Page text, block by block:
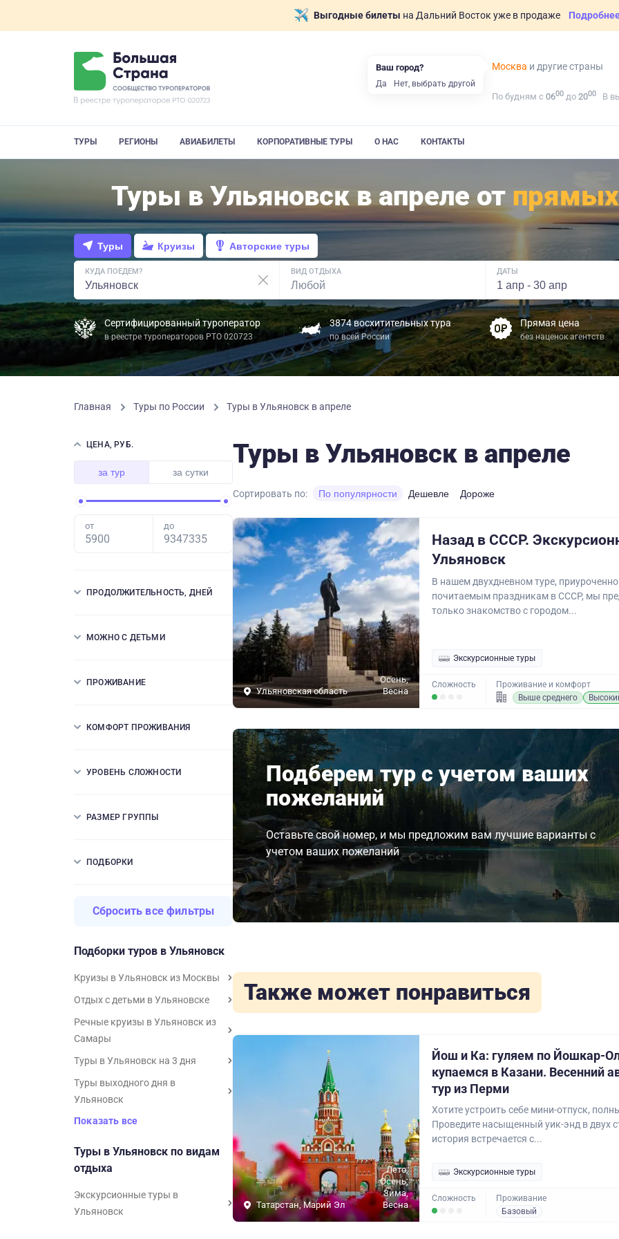
Выгодные билеты на Дальний Восток уже в продаже
Москва и другие страны
По будням с 0600 до 2000 В
ТУРЫ РЕГИОНЫ АВИАБИЛЕТЫ КОРПОРАТИВНЫЕ ТУРЫ О НАС КОНТАКТЫ
Туры в Ульяновск в апреле от прямых
Туры Круизы Авторские туры
КУДА ПОЕДЕМ? ВИД ОТДЫХА ДАТЫ
Сертифицированный туроператор
в реестре туроператоров РТО 020723
3874 восхитительных тура
по всей России
Прямая цена
без наценок агентств
Главная Туры по России Туры в Ульяновск в апреле
ЦЕНА, РУБ.
за тур за сутки
от до
ПРОДОЛЖИТЕЛЬНОСТЬ, ДНЕЙ
МОЖНО С ДЕТЬМИ
ПРОЖИВАНИЕ
КОМФОРТ ПРОЖИВАНИЯ
УРОВЕНЬ СЛОЖНОСТИ
РАЗМЕР ГРУППЫ
ПОДБОРКИ
Сбросить все фильтры
Подборки туров в Ульяновск
Круизы в Ульяновск из Москвы
Отдых с детьми в Ульяновске
Речные круизы в Ульяновск из
Самары
Туры в Ульяновск на 3 дня
Туры выходного дня в
Ульяновск
Показать все
Туры в Ульяновск по видам
отдыха
Экскурсионные туры в
Ульяновск
Туры в Ульяновск в апреле
Сортировать по: По популярности Дешевле Дороже
Ульяновская область
Осень,
Весна
Назад в СССР.
Ульяновск
В нашем двухдневном туре,
почитаемым праздникам в СССР, мы
только знакомство с городом...
Экскурсионные туры
Сложность
Проживание и комфорт
Выше среднего
Подберем тур с учетом ваших
пожеланий
Оставьте свой номер, и мы предложим вам лучшие варианты с
учетом ваших пожеланий
Также может понравиться
Татарстан, Марий Эл
Лето,
Осень,
Зима,
Весна
Йош и Ка: гуляем по Йошкар-
купаемся в Казани. Весенний
тур из Перми
Хотите устроить себе мини-отпуск,
Проведите насыщенный уик-энд в двух
история встречается с...
Экскурсионные туры
Сложность
Проживание
Базовый
Ваш город?
Да Нет, выбрать другой